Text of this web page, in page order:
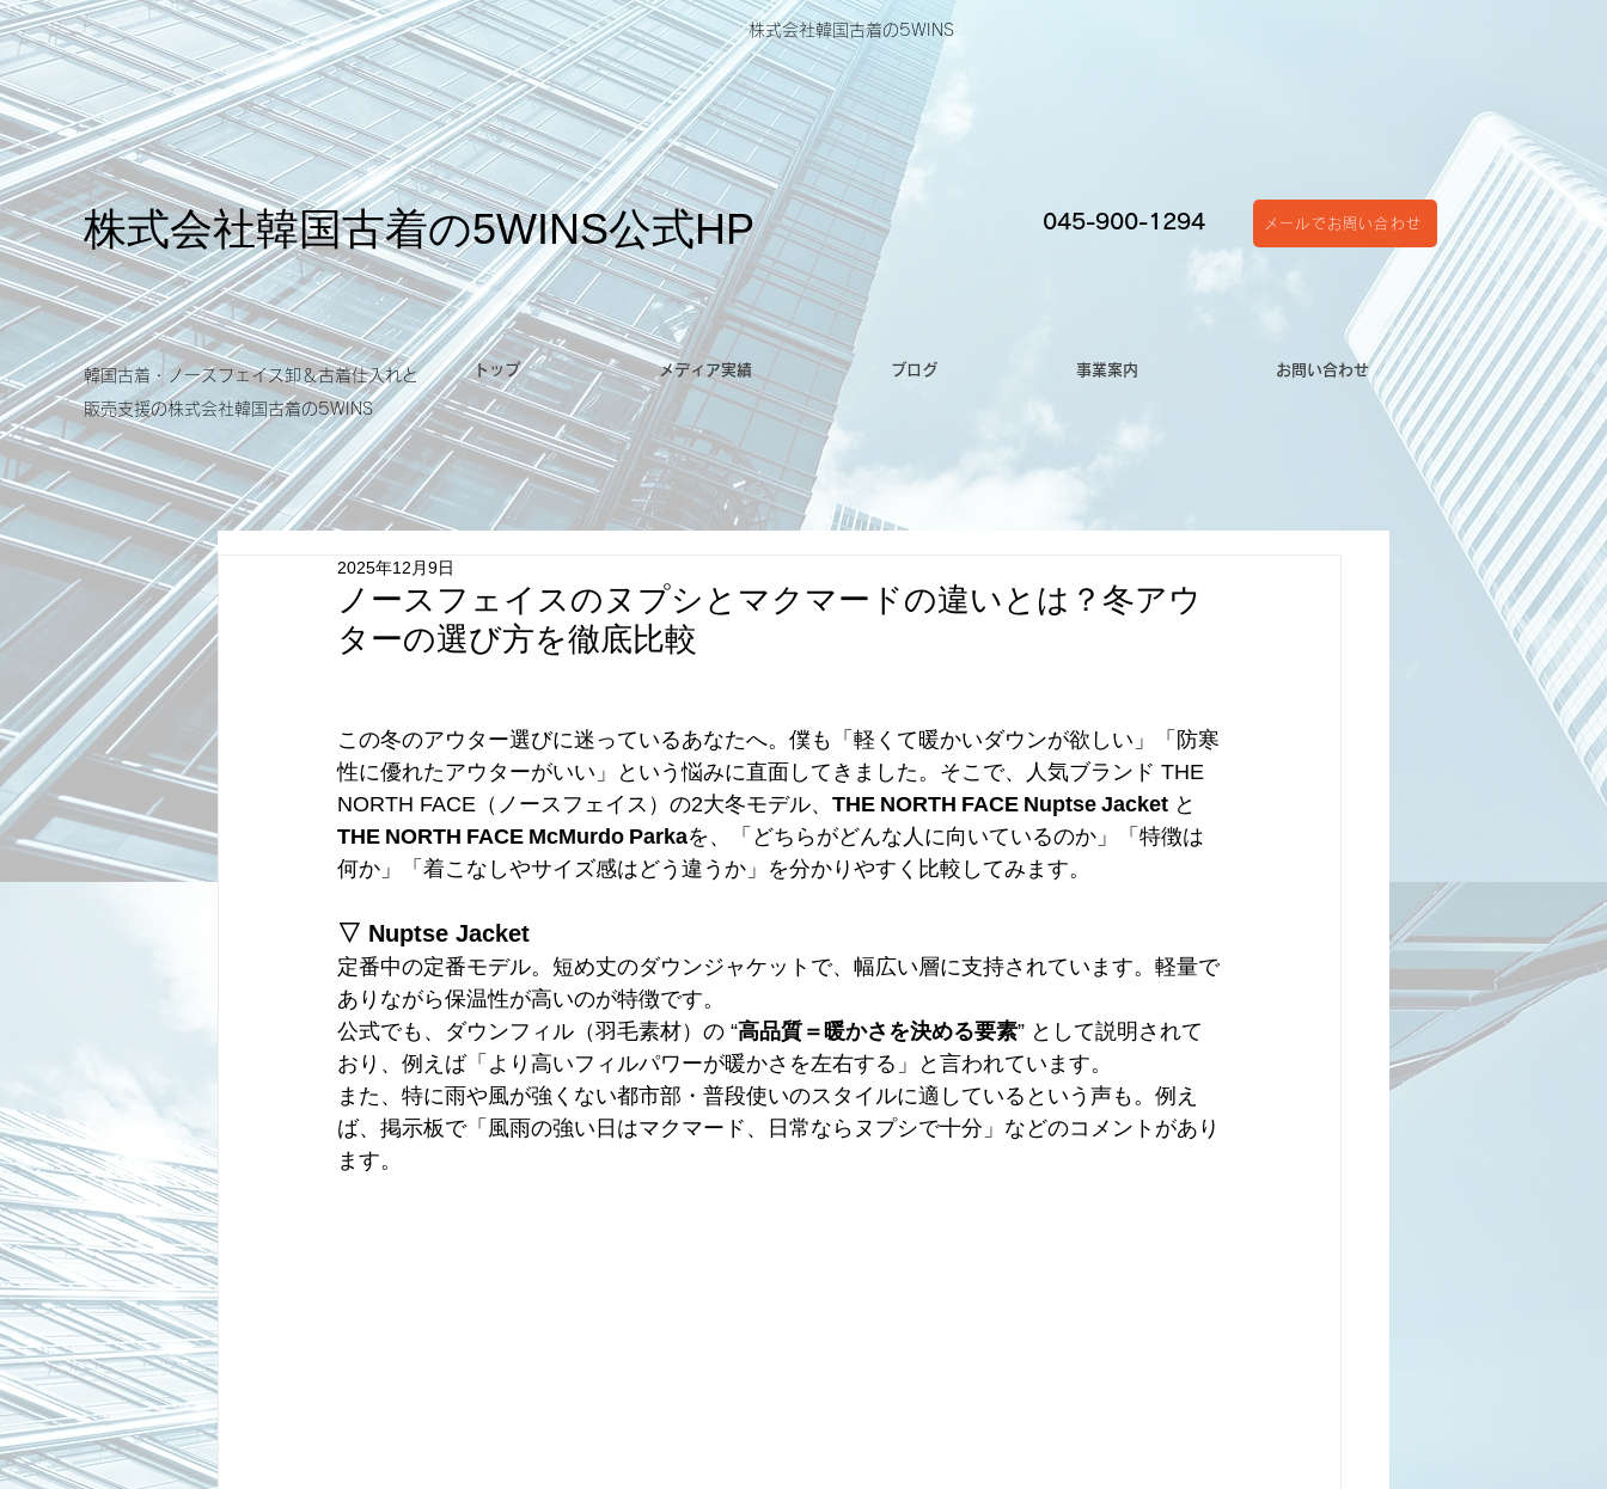
株式会社韓国古着の5WINS
​株式会社韓国古着の5WINS公式HP 045-900-1294 メールでお問い合わせ
韓国古着・ノースフェイス卸＆古着仕入れと
販売支援の​株式会社韓国古着の5WINS
トップ メディア実績 ブログ 事業案内 お問い合わせ
ノースフェイスのヌプシとマクマードの違いとは？冬アウ
ターの選び方を徹底比較
2025年12月9日
この冬のアウター選びに迷っているあなたへ。僕も「軽くて暖かいダウンが欲しい」「防寒
性に優れたアウターがいい」という悩みに直面してきました。そこで、人気ブランド THE
NORTH FACE（ノースフェイス）の2大冬モデル、 THE NORTH FACE Nuptse Jacket と
THE NORTH FACE McMurdo Parkaを、「どちらがどんな人に向いているのか」「特徴は
何か」「着こなしやサイズ感はどう違うか」を分かりやすく比較してみます。
▽ Nuptse Jacket
定番中の定番モデル。短め丈のダウンジャケットで、幅広い層に支持されています。軽量で
ありながら保温性が高いのが特徴です。
公式でも、ダウンフィル（羽毛素材）の “高品質＝暖かさを決める要素” として説明されて
おり、例えば「より高いフィルパワーが暖かさを左右する」と言われています。
また、特に雨や風が強くない都市部・普段使いのスタイルに適しているという声も。例え
ば、掲示板で「風雨の強い日はマクマード、日常ならヌプシで十分」などのコメントがあり
ます。